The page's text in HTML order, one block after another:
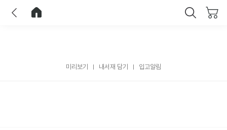
미리보기 내서재 담기 입고알림